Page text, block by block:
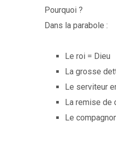
Pourquoi ?
Dans la parabole :
Le roi = Dieu
La grosse
Le serviteur
La remise de
Le